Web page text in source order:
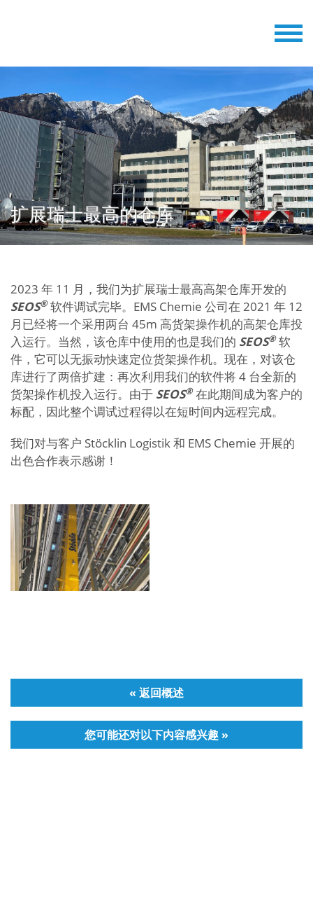
扩展瑞士最高的仓库
2023 年 11 月，我们为扩展瑞士最高高架仓库开发的
SEOS®软件调试完毕。EMS Chemie 公司在 2021 年 12
月已经将一个采用两台 45m 高货架操作机的高架仓库投
入运行。当然，该仓库中使用的也是我们的 SEOS®软
件，它可以无振动快速定位货架操作机。现在，对该仓
库进行了两倍扩建：再次利用我们的软件将 4 台全新的
货架操作机投入运行。由于 SEOS®在此期间成为客户的
标配，因此整个调试过程得以在短时间内远程完成。
我们对与客户 Stöcklin Logistik 和 EMS Chemie 开展的
出色合作表示感谢！
« 返回概述
您可能还对以下内容感兴趣 »